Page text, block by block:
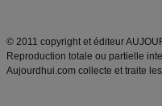
© 2011 copyright et éditeur
Reproduction totale ou partielle
Aujourdhui.com collecte et traite